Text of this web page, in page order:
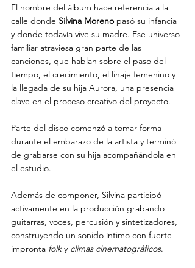
El nombre del álbum hace referencia a la
calle donde Silvina Moreno pasó su infancia
y donde todavía vive su madre. Ese universo
familiar atraviesa gran parte de las
canciones, que hablan sobre el paso del
tiempo, el crecimiento, el linaje femenino y
la llegada de su hija Aurora, una presencia
clave en el proceso creativo del proyecto.
Parte del disco comenzó a tomar forma
durante el embarazo de la artista y terminó
de grabarse con su hija acompañándola en
el estudio.
Además de componer, Silvina participó
activamente en la producción grabando
guitarras, voces, percusión y sintetizadores,
construyendo un sonido íntimo con fuerte
impronta folk y climas cinematográficos.